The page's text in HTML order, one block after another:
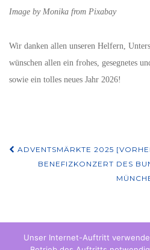
Image by Monika from Pixabay
Wir danken allen unseren Helfern,
wünschen allen ein frohes, gesegnetes
sowie ein tolles neues Jahr 2026!
Beitragsnavigation
ADVENTSMÄRKTE 2025
BENEFIZKONZERT DES
Unser Internet-Auftritt